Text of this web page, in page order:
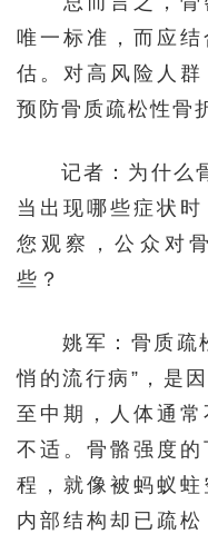
唯一标准，而应
估。对高风险人
预防骨质疏松性骨
记者：为什么骨
当出现哪些症状
您观察，公众对
些？
姚军：骨质疏松
悄的流行病”，是
至中期，人体通
不适。骨骼强度
程，就像被蚂蚁蛀
内部结构却已疏